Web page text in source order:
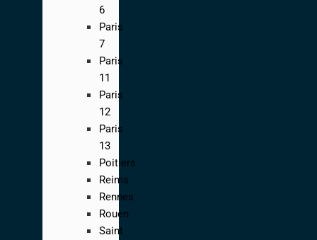
6
Paris
7
Paris
11
Paris
12
Paris
13
Poitiers
Reims
Rennes
Rouen
Saint